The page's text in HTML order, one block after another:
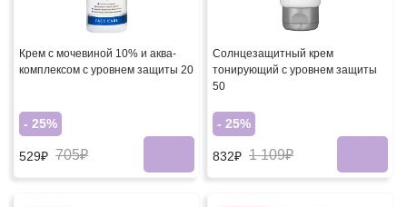
Крем с мочевиной 10% и аква-
комплексом с уровнем защиты 20
- 25%
529₽ 705₽
Солнцезащитный крем
тонирующий с уровнем защиты
50
- 25%
832₽ 1 109₽